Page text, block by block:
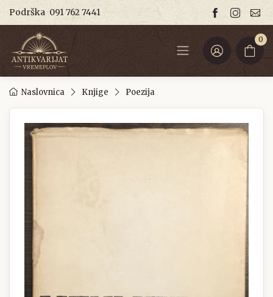
Podrška 091 762 7441
0
Naslovnica Knjige Poezija